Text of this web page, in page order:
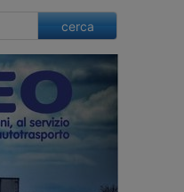
cerca